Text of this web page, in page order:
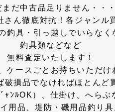
まだ中古品足りません・・・
さん徹底対抗！各ジャンル
釣具・引っ越しでいらな
釣具類などなど
無料査定いたします！
ケースごとお持ちいただけ
破損品でなければほとんど
ｬﾝﾙOK）、仕掛け、へらぶ
用品、堤防・磯用品釣り